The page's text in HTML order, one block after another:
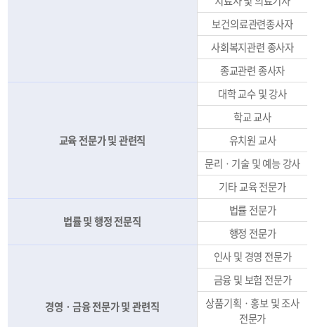
보건의료관련종사자
사회복지관련 종사자
종교관련 종사자
교육 전문가 및 관련직
대학 교수 및 강사
학교 교사
유치원 교사
문리ㆍ기술 및 예능 강사
기타 교육 전문가
법률 및 행정 전문직
법률 전문가
행정 전문가
경영ㆍ금융 전문가 및 관련직
인사 및 경영 전문가
금융 및 보험 전문가
상품기획ㆍ홍보 및 조사
전문가